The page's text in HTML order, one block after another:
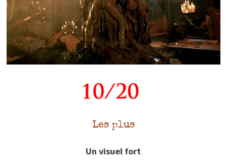
Les plus
Un visuel fort